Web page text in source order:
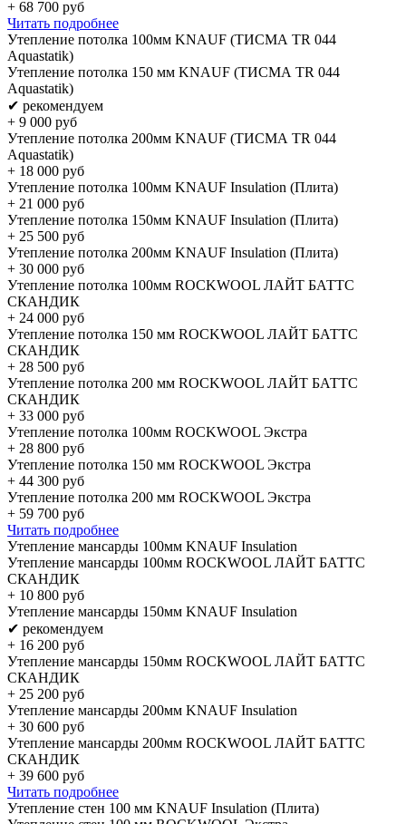
+ 68 700 руб
Читать подробнее
Утепление потолка 100мм KNAUF (ТИСМА TR 044
Aquastatik)
Утепление потолка 150 мм KNAUF (ТИСМА TR 044
Aquastatik)
✔ рекомендуем
+ 9 000 руб
Утепление потолка 200мм KNAUF (ТИСМА TR 044
Aquastatik)
+ 18 000 руб
Утепление потолка 100мм KNAUF Insulation (Плита)
+ 21 000 руб
Утепление потолка 150мм KNAUF Insulation (Плита)
+ 25 500 руб
Утепление потолка 200мм KNAUF Insulation (Плита)
+ 30 000 руб
Утепление потолка 100мм ROCKWOOL ЛАЙТ БАТТС
СКАНДИК
+ 24 000 руб
Утепление потолка 150 мм ROCKWOOL ЛАЙТ БАТТС
СКАНДИК
+ 28 500 руб
Утепление потолка 200 мм ROCKWOOL ЛАЙТ БАТТС
СКАНДИК
+ 33 000 руб
Утепление потолка 100мм ROCKWOOL Экстра
+ 28 800 руб
Утепление потолка 150 мм ROCKWOOL Экстра
+ 44 300 руб
Утепление потолка 200 мм ROCKWOOL Экстра
+ 59 700 руб
Читать подробнее
Утепление мансарды 100мм KNAUF Insulation
Утепление мансарды 100мм ROCKWOOL ЛАЙТ БАТТС
СКАНДИК
+ 10 800 руб
Утепление мансарды 150мм KNAUF Insulation
✔ рекомендуем
+ 16 200 руб
Утепление мансарды 150мм ROCKWOOL ЛАЙТ БАТТС
СКАНДИК
+ 25 200 руб
Утепление мансарды 200мм KNAUF Insulation
+ 30 600 руб
Утепление мансарды 200мм ROCKWOOL ЛАЙТ БАТТС
СКАНДИК
+ 39 600 руб
Читать подробнее
Утепление стен 100 мм KNAUF Insulation (Плита)